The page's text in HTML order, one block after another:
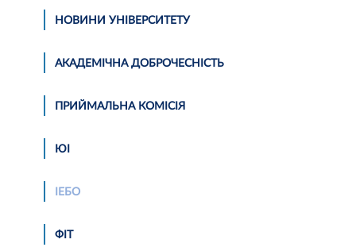
НОВИНИ УНІВЕРСИТЕТУ
АКАДЕМІЧНА ДОБРОЧЕСНІСТЬ
ПРИЙМАЛЬНА КОМІСІЯ
ЮІ
ІЕБО
ФІТ